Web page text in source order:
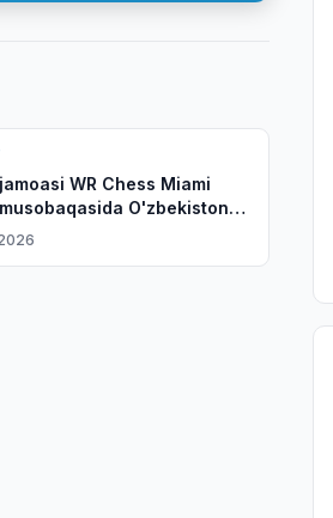
WR Chess Miami
O'zbekistonni
etdi